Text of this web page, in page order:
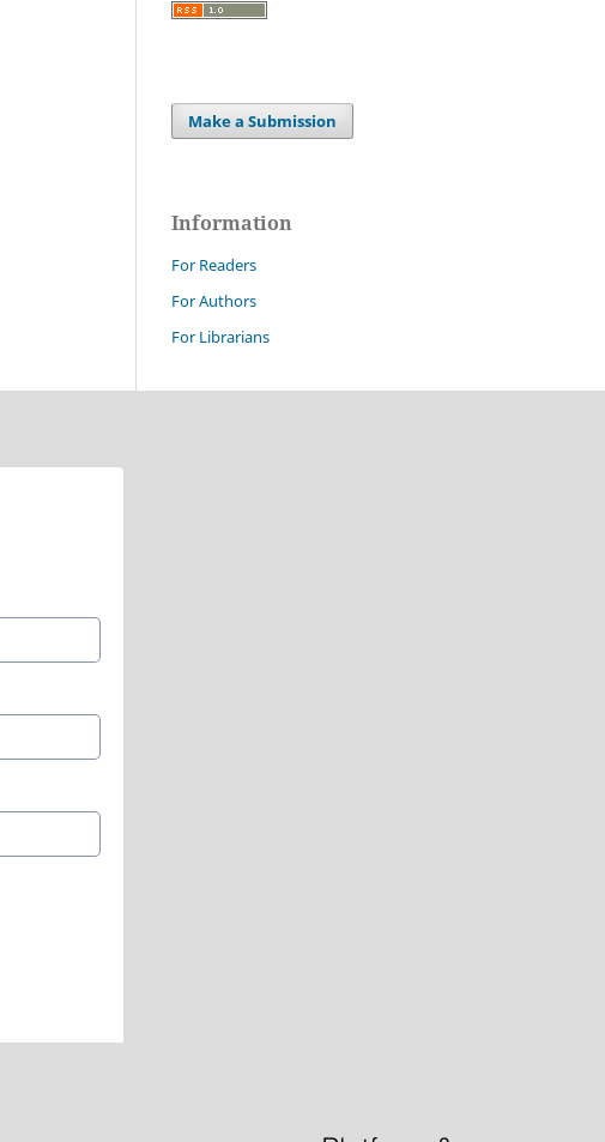
Make a Submission
Information
For Readers
For Authors
For Librarians